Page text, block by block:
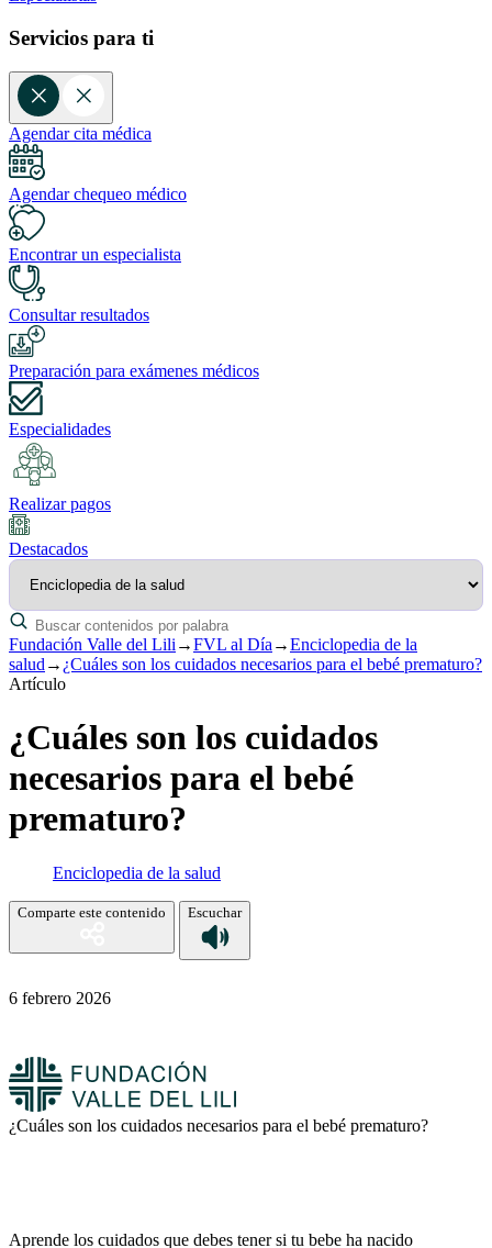
Servicios para ti
Agendar cita médica
Agendar chequeo médico
Encontrar un especialista
Consultar resultados
Preparación para exámenes médicos
Especialidades
Realizar pagos
Destacados
Fundación Valle del Lili →FVL al Día →Enciclopedia de la
salud → ¿Cuáles son los cuidados necesarios para el bebé prematuro?
Artículo
¿Cuáles son los cuidados
necesarios para el bebé
prematuro?
Enciclopedia de la salud
Comparte este contenido Escuchar
6 febrero 2026
¿Cuáles son los cuidados necesarios para el bebé prematuro?
Aprende los cuidados que debes tener si tu bebe ha nacido